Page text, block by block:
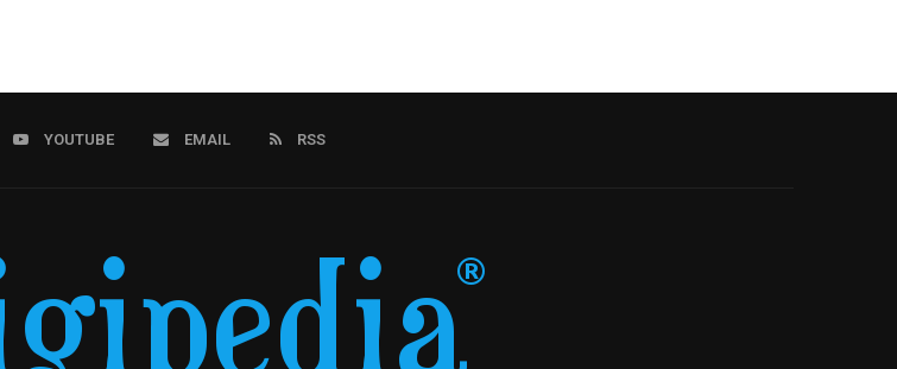
YOUTUBE EMAIL RSS